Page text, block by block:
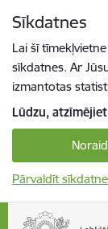
Sīkdatnes
Lai šī
sīkdatnes. Ar
izmantotas
Lūdzu,
Pārvaldīt